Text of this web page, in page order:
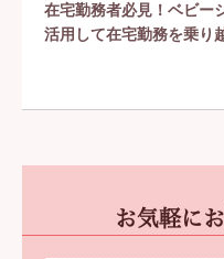
在宅勤務者必見！ベビー
活用して在宅勤務を乗り
お気軽に